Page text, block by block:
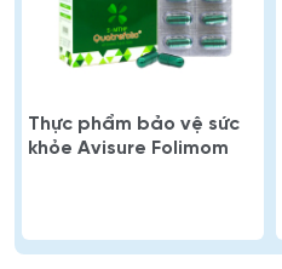
Thực phẩm bảo vệ sức
khỏe Avisure Folimom